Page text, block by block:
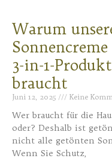
Warum
3-in-1-
braucht
Juni 12, 2025 Keine
Wer braucht für die
oder? Deshalb ist
nicht alle getönten
Wenn Sie Schutz,